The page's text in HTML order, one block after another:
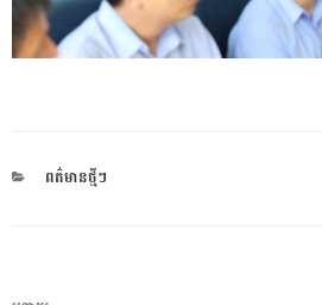
CATEGORIES
ពត៌មានថ្មីៗ
ការ​